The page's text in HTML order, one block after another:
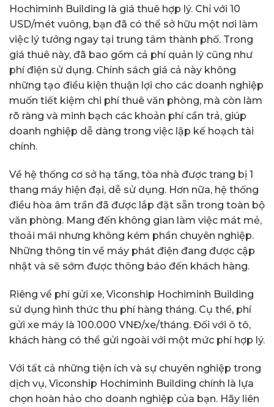
Hochiminh Building là giá thuê hợp lý. Chỉ với 10
USD/mét vuông, bạn đã có thể sở hữu một nơi làm
việc lý tưởng ngay tại trung tâm thành phố. Trong
giá thuê này, đã bao gồm cả phí quản lý cũng như
phí điện sử dụng. Chính sách giá cả này không
những tạo điều kiện thuận lợi cho các doanh nghiệp
muốn tiết kiệm chi phí thuê văn phòng, mà còn làm
rõ ràng và minh bạch các khoản phí cần trả, giúp
doanh nghiệp dễ dàng trong việc lập kế hoạch tài
chính.
Về hệ thống cơ sở hạ tầng, tòa nhà được trang bị 1
thang máy hiện đại, dễ sử dụng. Hơn nữa, hệ thống
điều hòa âm trần đã được lắp đặt sẵn trong toàn bộ
văn phòng. Mang đến không gian làm việc mát mẻ,
thoải mái nhưng không kém phần chuyên nghiệp.
Những thông tin về máy phát điện đang được cập
nhật và sẽ sớm được thông báo đến khách hàng.
Riêng về phí gửi xe, Viconship Hochiminh Building
sử dụng hình thức thu phí hàng tháng. Cụ thể, phí
gửi xe máy là 100.000 VNĐ/xe/tháng. Đối với ô tô,
khách hàng có thể gửi ngoài với một mức phí hợp lý.
Với tất cả những tiện ích và sự chuyên nghiệp trong
dịch vụ, Viconship Hochiminh Building chính là lựa
chọn hoàn hảo cho doanh nghiệp của bạn. Hãy liên